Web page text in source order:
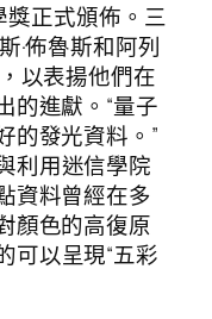
獎正式頒佈。三
·佈魯斯和阿列
以表揚他們在
的進獻。“量子
的發光資料。”
利用迷信學院
資料曾經在多
顏色的高復原
可以呈現“五彩